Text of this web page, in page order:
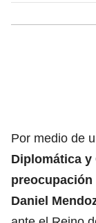
Por medio de
Diplomática y
Daniel